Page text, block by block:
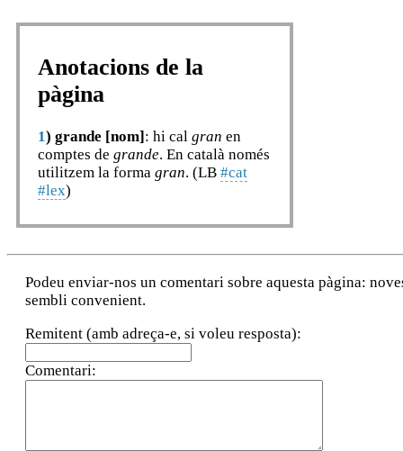
Anotacions de la
pàgina
1) grande [nom]: hi cal gran en
comptes de grande. En català només
utilitzem la forma gran. (LB #cat
#lex)
Podeu enviar-nos un comentari sobre aquesta pàgina:
sembli convenient.
Remitent (amb adreça-e, si voleu resposta):
Comentari: